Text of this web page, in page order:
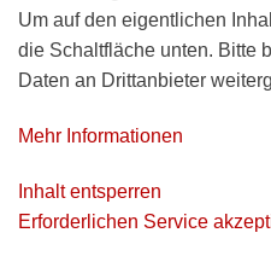
Um auf den eigentlichen
die Schaltfläche unten. Bitte
Daten an Drittanbieter
Mehr Informationen
Inhalt entsperren
Erforderlichen Service